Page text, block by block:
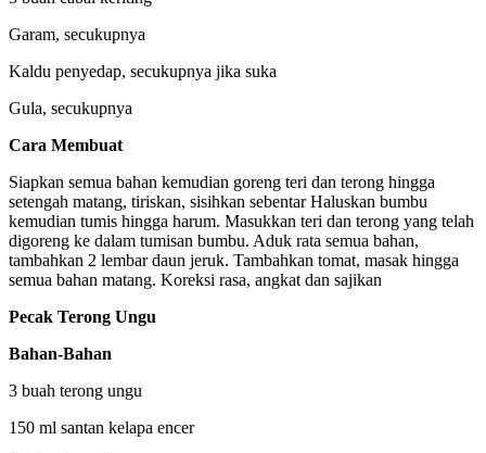
Garam, secukupnya
Kaldu penyedap, secukupnya jika suka
Gula, secukupnya
Cara Membuat
Siapkan semua bahan kemudian goreng teri dan terong hingga
setengah matang, tiriskan, sisihkan sebentar Haluskan bumbu
kemudian tumis hingga harum. Masukkan teri dan terong yang telah
digoreng ke dalam tumisan bumbu. Aduk rata semua bahan,
tambahkan 2 lembar daun jeruk. Tambahkan tomat, masak hingga
semua bahan matang. Koreksi rasa, angkat dan sajikan
Pecak Terong Ungu
Bahan-Bahan
3 buah terong ungu
150 ml santan kelapa encer